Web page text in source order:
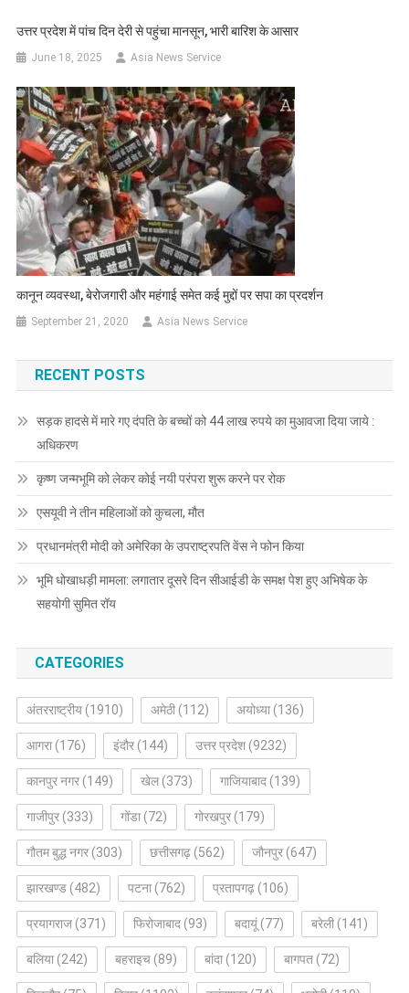
उत्तर प्रदेश में पांच दिन देरी से पहुंचा मानसून, भारी बारिश के आसार
June 18, 2025 Asia News Service
कानून व्यवस्था, बेरोजगारी और महंगाई समेत कई मुद्दों पर सपा का प्रदर्शन
September 21, 2020 Asia News Service
RECENT POSTS
सड़क हादसे में मारे गए दंपति के बच्चों को 44 लाख रुपये का मुआवजा दिया जाये :
अधिकरण
कृष्ण जन्मभूमि को लेकर कोई नयी परंपरा शुरू करने पर रोक
एसयूवी ने तीन महिलाओं को कुचला, मौत
प्रधानमंत्री मोदी को अमेरिका के उपराष्ट्रपति वेंस ने फोन किया
भूमि धोखाधड़ी मामला: लगातार दूसरे दिन सीआईडी के समक्ष पेश हुए अभिषेक के
सहयोगी सुमित रॉय
CATEGORIES
अंतरराष्ट्रीय(1910) अमेठी(112) अयोध्या(136)
आगरा(176) इंदौर(144) उत्तर प्रदेश(9232)
कानपुर नगर(149) खेल(373) गाजियाबाद(139)
गाजीपुर(333) गोंडा(72) गोरखपुर(179)
गौतम बुद्ध नगर(303) छत्तीसगढ़(562) जौनपुर(647)
झारखण्ड(482) पटना(762) प्रतापगढ़(106)
प्रयागराज(371) फिरोजाबाद(93) बदायूं(77) बरेली(141)
बलिया(242) बहराइच(89) बांदा(120) बागपत(72)